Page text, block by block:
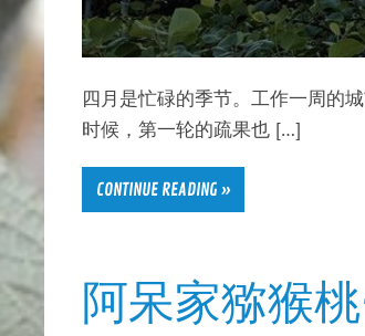
四月是忙碌的季节。工作一周的
时候，第一轮的疏果也 […]
CONTINUE READING »
阿呆家猕猴